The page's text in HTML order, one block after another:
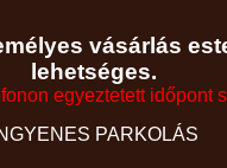
vásárlás
lehetséges.
egyeztetett időpont
PARKOLÁS